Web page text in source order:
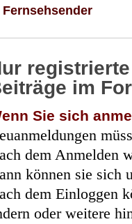
im
Sie sich
dem Anmelden
können sie sich
dem Einloggen
oder weitere